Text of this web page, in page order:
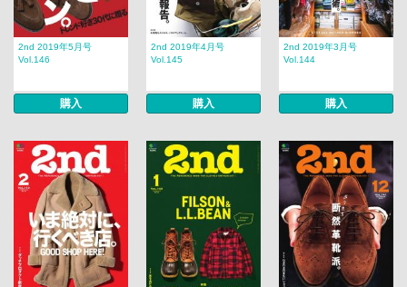
2nd 2019年5月号
Vol.146
購入
2nd 2019年4月号
Vol.145
購入
2nd 2019年3月号
Vol.144
購入